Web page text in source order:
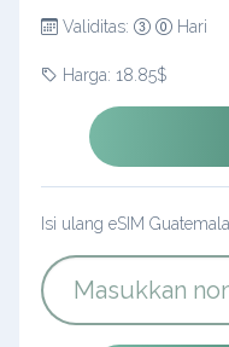
Validitas: Hari
Harga: 18.85$
Isi ulang eSIM